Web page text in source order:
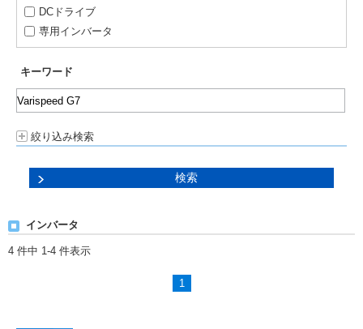
DCドライブ
専用インバータ
キーワード
絞り込み検索
インバータ
4 件中 1-4 件表示
1